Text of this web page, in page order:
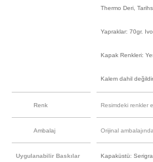
Thermo Deri,
Yapraklar: 70gr.
Kapak Renkleri:
Kalem dahil değildir.
Renk Resimdeki renkler
Ambalaj Orijinal ambalajında
Uygulanabilir Baskılar Kapaküstü: